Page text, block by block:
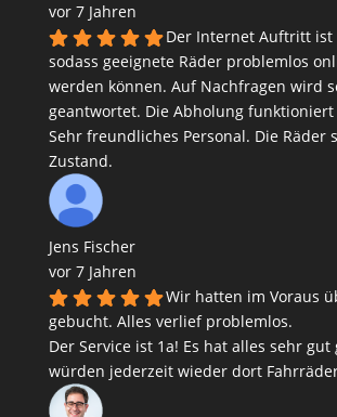
vor 7 Jahren
Der Internet Auftritt ist
sodass geeignete Räder problemlos
werden können. Auf Nachfragen wird
geantwortet. Die Abholung
Sehr freundliches Personal. Die Räder
Zustand.
Jens Fischer
vor 7 Jahren
Wir hatten im Voraus
gebucht. Alles verlief problemlos.
Der Service ist 1a! Es hat alles sehr
würden jederzeit wieder dort